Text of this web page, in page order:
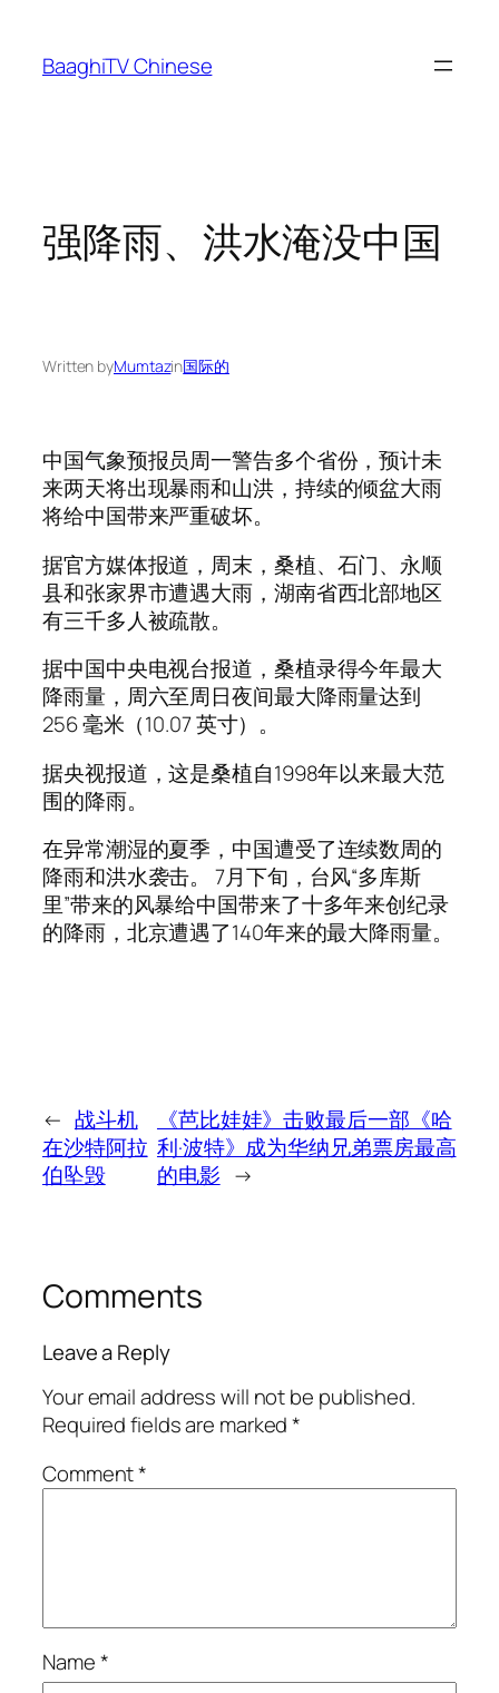
content
BaaghiTV Chinese
强降雨、洪水淹没中国
Written byMumtazin国际的
中国气象预报员周一警告多个省份，预计未
来两天将出现暴雨和山洪，持续的倾盆大雨
将给中国带来严重破坏。
据官方媒体报道，周末，桑植、石门、永顺
县和张家界市遭遇大雨，湖南省西北部地区
有三千多人被疏散。
据中国中央电视台报道，桑植录得今年最大
降雨量，周六至周日夜间最大降雨量达到
256 毫米（10.07 英寸）。
据央视报道，这是桑植自1998年以来最大范
围的降雨。
在异常潮湿的夏季，中国遭受了连续数周的
降雨和洪水袭击。 7月下旬，台风“多库斯
里”带来的风暴给中国带来了十多年来创纪录
的降雨，北京遭遇了140年来的最大降雨量。
← 战斗机
在沙特阿拉
伯坠毁
《芭比娃娃》击败最后一部《哈
利·波特》成为华纳兄弟票房最高
的电影 →
Comments
Leave a Reply
Your email address will not be published.
Required fields are marked*
Comment*
Name*